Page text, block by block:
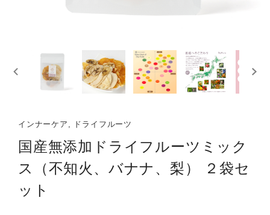
インナーケア, ドライフルーツ
国産無添加ドライフルーツミック
ス（不知火、バナナ、梨） ２袋セ
ット